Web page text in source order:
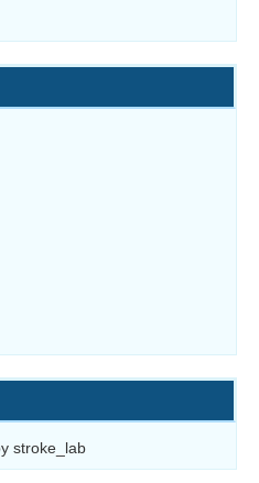
stroke_lab